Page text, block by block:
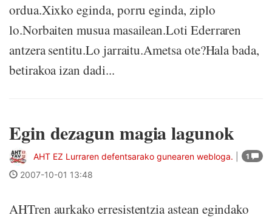
ordua.Xixko eginda, porru eginda, ziplo
lo.Norbaiten musua masailean.Loti Ederraren
antzera sentitu.Lo jarraitu.Ametsa ote?Hala bada,
betirakoa izan dadi...
Egin dezagun magia lagunok
1
AHT EZ Lurraren defentsarako gunearen webloga.
2007-10-01 13:48
AHTren aurkako erresistentzia astean egindako